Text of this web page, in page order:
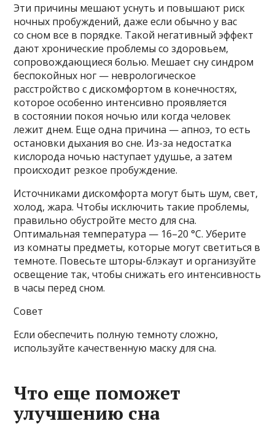
Эти причины мешают уснуть и повышают риск
ночных пробуждений, даже если обычно у вас
со сном все в порядке. Такой негативный эффект
дают хронические проблемы со здоровьем,
сопровождающиеся болью. Мешает сну синдром
беспокойных ног — неврологическое
расстройство с дискомфортом в конечностях,
которое особенно интенсивно проявляется
в состоянии покоя ночью или когда человек
лежит днем. Еще одна причина — апноэ, то есть
остановки дыхания во сне. Из-за недостатка
кислорода ночью наступает удушье, а затем
происходит резкое пробуждение.
Источниками дискомфорта могут быть шум, свет,
холод, жара. Чтобы исключить такие проблемы,
правильно обустройте место для сна.
Оптимальная температура — 16–20 °С. Уберите
из комнаты предметы, которые могут светиться в
темноте. Повесьте шторы-блэкаут и организуйте
освещение так, чтобы снижать его интенсивность
в часы перед сном.
Совет
Если обеспечить полную темноту сложно,
используйте качественную маску для сна.
Что еще поможет
улучшению сна